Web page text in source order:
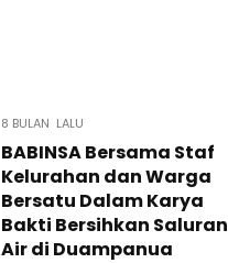
8 BULAN LALU
BABINSA Bersama Staf
Kelurahan dan Warga
Bersatu Dalam Karya
Bakti Bersihkan Saluran
Air di Duampanua